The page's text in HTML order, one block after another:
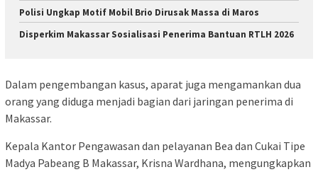
Polisi Ungkap Motif Mobil Brio Dirusak Massa di Maros
Disperkim Makassar Sosialisasi Penerima Bantuan RTLH 2026
Dalam pengembangan kasus, aparat juga mengamankan dua
orang yang diduga menjadi bagian dari jaringan penerima di
Makassar.
Kepala Kantor Pengawasan dan pelayanan Bea dan Cukai Tipe
Madya Pabeang B Makassar, Krisna Wardhana, mengungkapkan